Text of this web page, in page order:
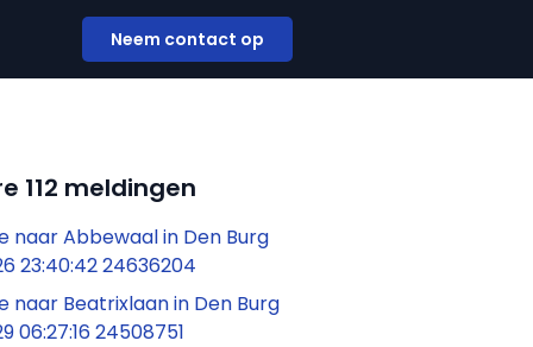
Neem contact op
112 meldingen
naar Abbewaal in Den Burg
23:40:42 24636204
naar Beatrixlaan in Den Burg
06:27:16 24508751